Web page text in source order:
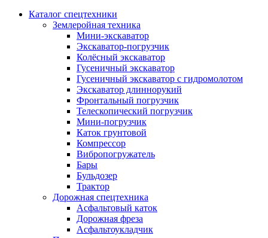
Каталог спецтехники
Землеройная техника
Мини-экскаватор
Экскаватор-погрузчик
Колёсный экскаватор
Гусеничный экскаватор
Гусеничный экскаватор с гидромолотом
Экскаватор длиннорукий
Фронтальный погрузчик
Телескопический погрузчик
Мини-погрузчик
Каток грунтовой
Компрессор
Вибропогружатель
Бары
Бульдозер
Трактор
Дорожная спецтехника
Асфальтовый каток
Дорожная фреза
Асфальтоукладчик